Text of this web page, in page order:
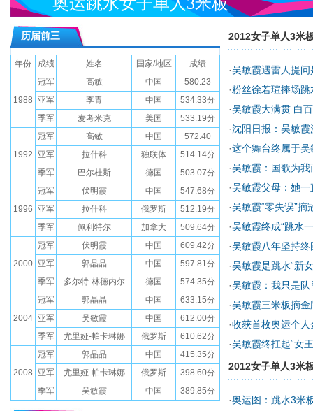
历届前三
年份 成绩 姓名 国家/地区 成绩
1988
冠军 高敏 中国
580.23
亚军
李青 中国
534.33分
季军
麦考米克 美国 533.19分
1992
冠军 高敏 中国
572.40
亚军
拉什科 独联体
514.14分
季军
巴尔杜斯 德国 503.07分
1996
冠军 伏明霞 中国
547.68分
亚军
拉什科 俄罗斯
512.19分
季军
佩利特尔 加拿大 509.64分
2000
冠军 伏明霞 中国
609.42分
亚军
郭晶晶 中国
597.81分
季军
多尔特-林德内尔 德国 574.35分
2004
冠军 郭晶晶 中国
633.15分
亚军
吴敏霞 中国
612.00分
季军
尤里娅-帕卡琳娜 俄罗斯 610.62分
2008
冠军 郭晶晶 中国
415.35分
亚军
尤里娅-帕卡琳娜 俄罗斯
398.60分
季军
吴敏霞 中国 389.85分
2012女子单人3米
·吴敏霞遇雷人提
·粉丝徐若瑄捧场
·吴敏霞大满贯 白
·沈阳日报：吴敏
·这个舞台终属于
·吴敏霞：国歌为
·吴敏霞父母：她
·吴敏霞“零失误”
·吴敏霞终成“跳水
·吴敏霞八年坚持
·吴敏霞是跳水“新
·吴敏霞：我只是
·吴敏霞三米板摘
·收获首枚奥运个
·吴敏霞终扛起“女
2012女子单人3米
·奥运图：跳水3米